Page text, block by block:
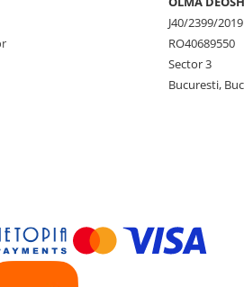
J40/2399/2019
RO40689550
Sector 3
Bucuresti,